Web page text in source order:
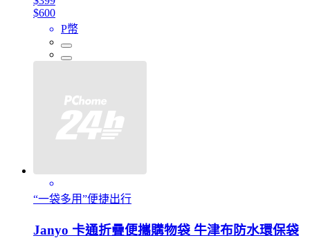
$600
P幣
“一袋多用”便捷出行
Janyo 卡通折疊便攜購物袋 牛津布防水環保袋